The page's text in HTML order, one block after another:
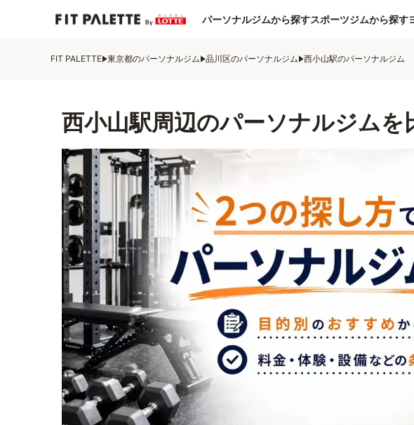
パーソナルジムから探すスポーツジムから探す
FIT PALETTE 東京都のパーソナルジム 品川区のパーソナルジム 西小山駅のパーソナルジム
西小山駅周辺のパーソナルジムを